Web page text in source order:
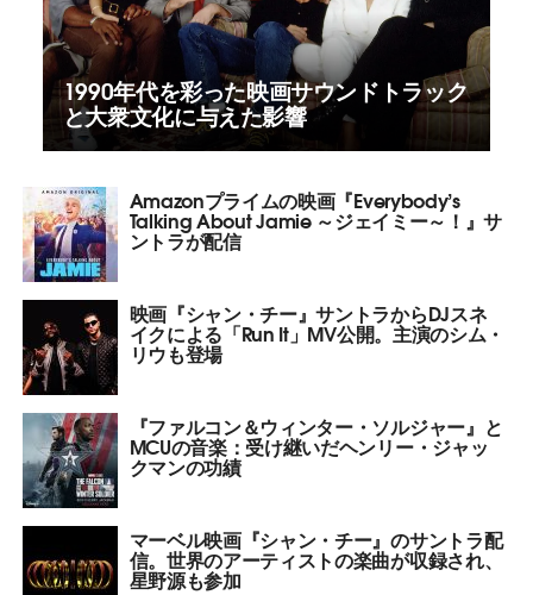
1990年代を彩った映画サウンドトラック
と大衆文化に与えた影響
Amazonプライムの映画『Everybody’s
Talking About Jamie ～ジェイミー～！』サ
ントラが配信
映画『シャン・チー』サントラからDJスネ
イクによる「Run It」MV公開。主演のシム・
リウも登場
『ファルコン＆ウィンター・ソルジャー』と
MCUの音楽：受け継いだヘンリー・ジャッ
クマンの功績
マーベル映画『シャン・チー』のサントラ配
信。世界のアーティストの楽曲が収録され、
星野源も参加